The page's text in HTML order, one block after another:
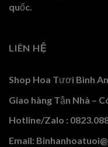
quốc.
LIÊN HỆ
Shop Hoa Tươi Bình
Giao hàng Tận Nhà –
Hotline/Zalo :
Email: